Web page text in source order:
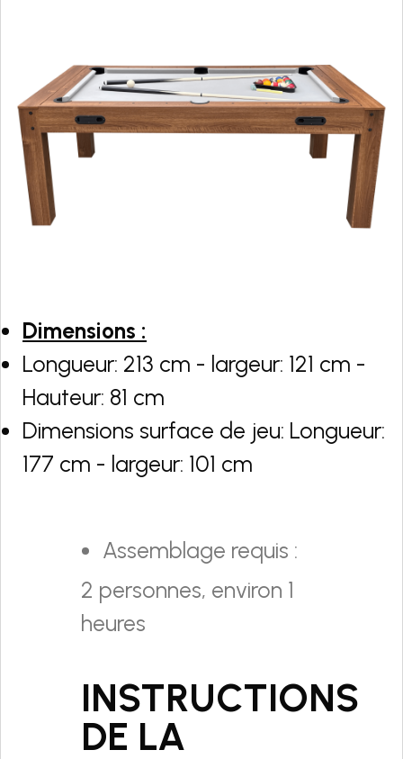
Dimensions :
Longueur: 213 cm - largeur: 121 cm -
Hauteur: 81 cm
Dimensions surface de jeu: Longueur:
177 cm - largeur: 101 cm
Assemblage requis :
2 personnes, environ 1
heures
INSTRUCTIONS
DE LA